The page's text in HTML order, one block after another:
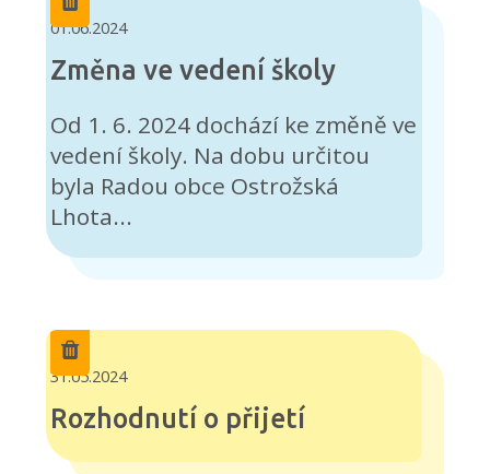
01.06.2024
Změna ve vedení školy
Od 1. 6. 2024 dochází ke změně ve
vedení školy. Na dobu určitou
byla Radou obce Ostrožská
Lhota...
31.05.2024
Rozhodnutí o přijetí